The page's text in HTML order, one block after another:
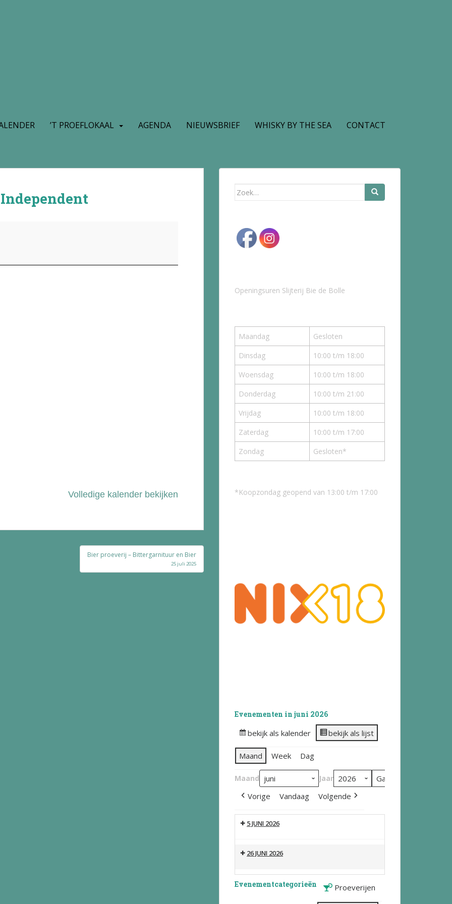
’T PROEFLOKAAL AGENDA NIEUWSBRIEF WHISKY BY THE SEA CONTACT
Volledige kalender bekijken
Bier proeverij – Bittergarnituur en Bier
25 juli 2025
Zoek
Openingsuren Slijterij Bie de Bolle
Maandag
Gesloten
Dinsdag
10:00 t/m 18:00
Woensdag
10:00 t/m 18:00
Donderdag
10:00 t/m 21:00
Vrijdag
10:00 t/m 18:00
Zaterdag
10:00 t/m 17:00
Zondag
Gesloten*
*Koopzondag geopend van 13:00 t/m 17:00
Evenementen in juni 2026
bekijk als kalender bekijk als lijst
Maand Week Dag
Maand Jaar
Vorige Vandaag Volgende
5 JUNI 2026
26 JUNI 2026
Evenementcategorieën Proeverijen